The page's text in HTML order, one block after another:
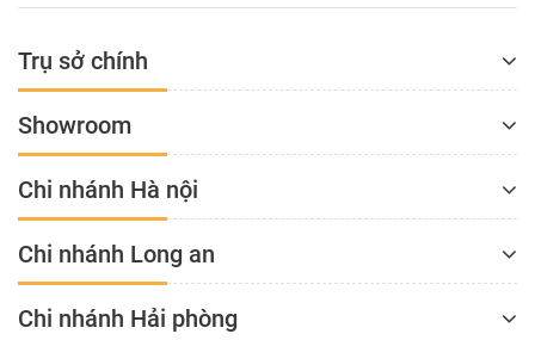
Trụ sở chính
Showroom
Chi nhánh Hà nội
Chi nhánh Long an
Chi nhánh Hải phòng